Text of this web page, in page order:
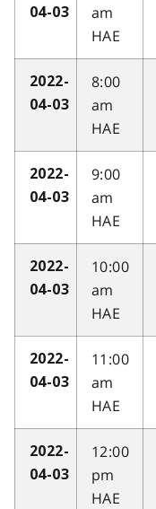
04-03
am
HAE
2022-
04-03
8:00
am
HAE
2022-
04-03
9:00
am
HAE
2022-
04-03
10:00
am
HAE
2022-
04-03
11:00
am
HAE
2022-
04-03
12:00
pm
HAE